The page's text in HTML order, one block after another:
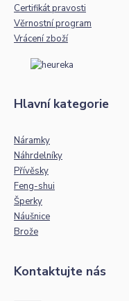
Certifikát pravosti
Věrnostní program
Vrácení zboží
Hlavní kategorie
Náramky
Náhrdelníky
Přívěsky
Feng-shui
Šperky
Náušnice
Brože
Kontaktujte nás